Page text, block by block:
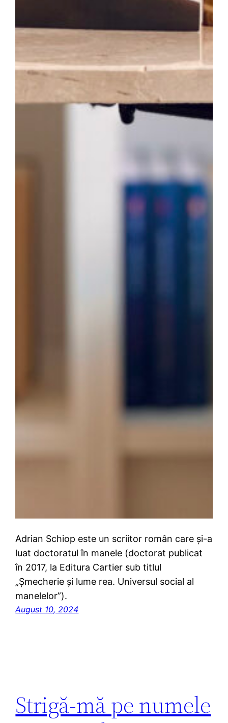
Adrian Schiop este un scriitor român care și-a
luat doctoratul în manele (doctorat publicat
în 2017, la Editura Cartier sub titlul
„Șmecherie și lume rea. Universul social al
manelelor”).
August 10, 2024
Strigă-mă pe numele